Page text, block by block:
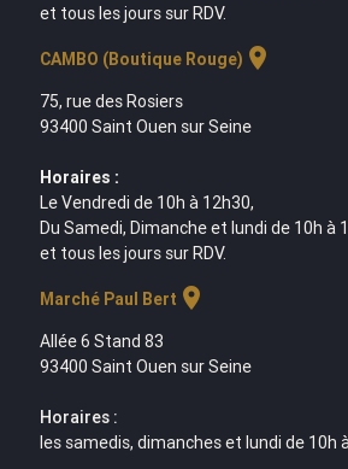
et tous les jours sur RDV.
CAMBO (Boutique Rouge) location_on
75, rue des Rosiers
93400 Saint Ouen sur Seine
Horaires :
Le Vendredi de 10h à 12h30,
Du Samedi, Dimanche et lundi de 10h à
et tous les jours sur RDV.
Marché Paul Bert location_on
Allée 6 Stand 83
93400 Saint Ouen sur Seine
Horaires :
les samedis, dimanches et lundi de 10h